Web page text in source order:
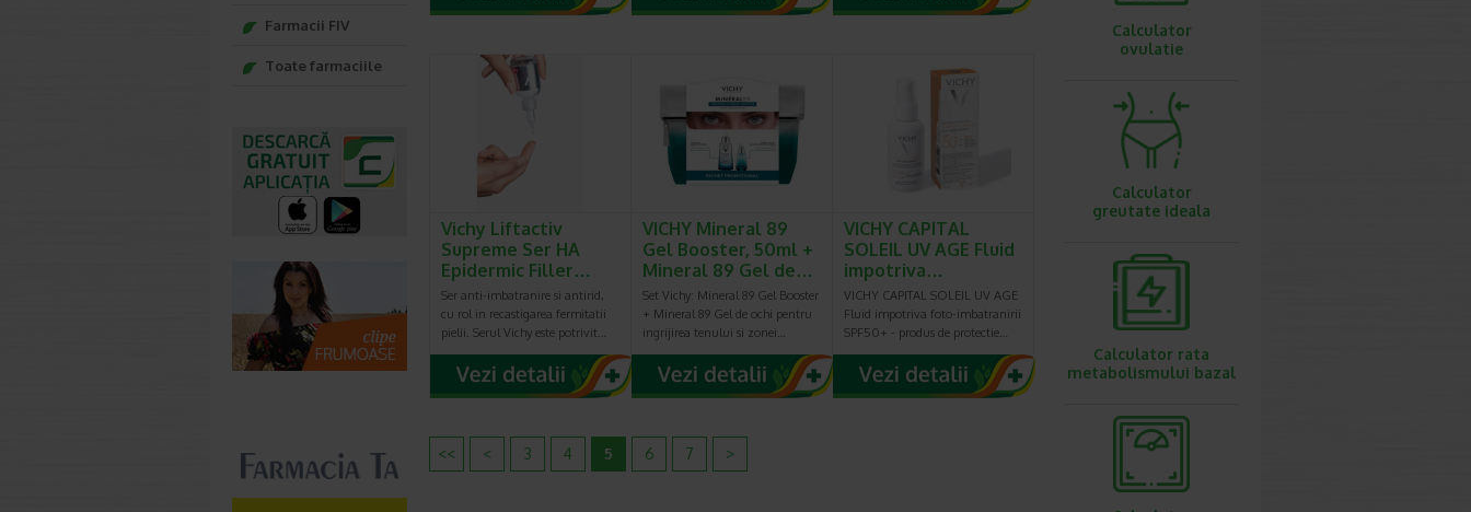
Vichy Liftactiv
Supreme Ser HA
Epidermic Filler…
Ser anti-imbatranire si antirid,
cu rol in recastigarea fermitatii
pielii. Serul Vichy este potrivit…
VICHY Mineral 89
Gel Booster, 50ml +
Mineral 89 Gel de…
Set Vichy: Mineral 89 Gel Booster
+ Mineral 89 Gel de ochi pentru
ingrijirea tenului si zonei…
VICHY CAPITAL
SOLEIL UV AGE Fluid
impotriva…
VICHY CAPITAL SOLEIL UV AGE
Fluid impotriva foto-imbatranirii
SPF50+ - produs de protectie…
<< < 3 4 5 6 7 >
Farmacii FIV
Toate farmaciile
Calculator
ovulatie
Calculator
greutate ideala
Calculator rata
metabolismului bazal